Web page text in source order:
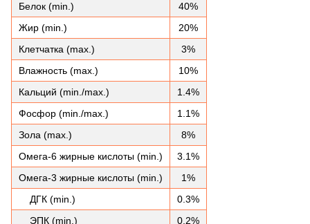
Белок (min.)
40%
Жир (min.)
20%
Клетчатка (max.)
3%
Влажность (max.)
10%
Кальций (min./max.)
1.4%
Фосфор (min./max.)
1.1%
Зола (max.)
8%
Омега-6 жирные кислоты (min.)
3.1%
Омега-3 жирные кислоты (min.)
1%
ДГК (min.)
0.3%
ЭПК (min.)
0.2%